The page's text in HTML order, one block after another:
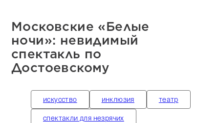
Московские «Белые
ночи»: невидимый
спектакль по
Достоевскому
искусство инклюзия театр
спектакли для незрячих